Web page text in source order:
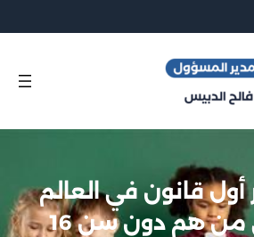
أول قانون في العالم
يحظر على من هم دون سن 16